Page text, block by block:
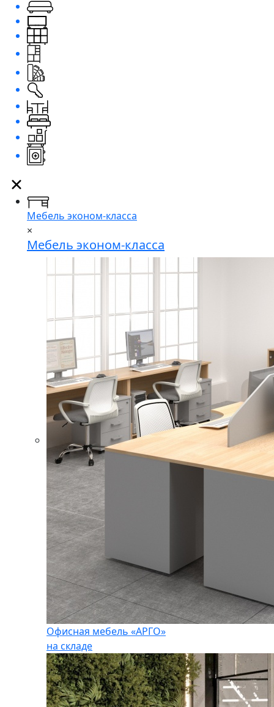
Мебель эконом-класса
×
Мебель эконом-класса
Офисная мебель «АРГО»
на складе